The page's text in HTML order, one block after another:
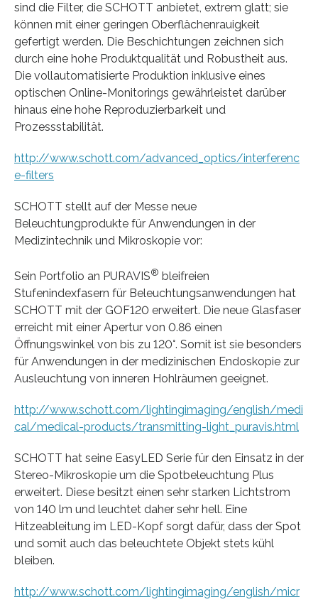
sind die Filter, die SCHOTT anbietet, extrem glatt; sie
können mit einer geringen Oberflächenrauigkeit
gefertigt werden. Die Beschichtungen zeichnen sich
durch eine hohe Produktqualität und Robustheit aus.
Die vollautomatisierte Produktion inklusive eines
optischen Online-Monitorings gewährleistet darüber
hinaus eine hohe Reproduzierbarkeit und
Prozessstabilität.
http://www.schott.com/advanced_optics/interferenc
e-filters
SCHOTT stellt auf der Messe neue
Beleuchtungprodukte für Anwendungen in der
Medizintechnik und Mikroskopie vor:
Sein Portfolio an PURAVIS® bleifreien
Stufenindexfasern für Beleuchtungsanwendungen hat
SCHOTT mit der GOF120 erweitert. Die neue Glasfaser
erreicht mit einer Apertur von 0.86 einen
Öffnungswinkel von bis zu 120°. Somit ist sie besonders
für Anwendungen in der medizinischen Endoskopie zur
Ausleuchtung von inneren Hohlräumen geeignet.
http://www.schott.com/lightingimaging/english/medi
cal/medical-products/transmitting-light_puravis.html
SCHOTT hat seine EasyLED Serie für den Einsatz in der
Stereo-Mikroskopie um die Spotbeleuchtung Plus
erweitert. Diese besitzt einen sehr starken Lichtstrom
von 140 lm und leuchtet daher sehr hell. Eine
Hitzeableitung im LED-Kopf sorgt dafür, dass der Spot
und somit auch das beleuchtete Objekt stets kühl
bleiben.
http://www.schott.com/lightingimaging/english/micr